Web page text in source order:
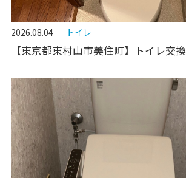
2026.08.04 トイレ
【東京都東村山市美住町】トイレ交換